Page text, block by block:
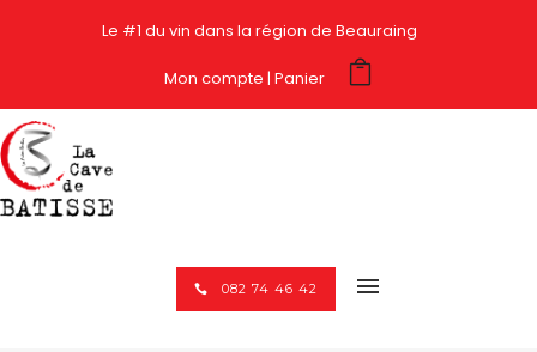
Le #1 du vin dans la région de Beauraing
Mon compte Panier
082 74 46 42